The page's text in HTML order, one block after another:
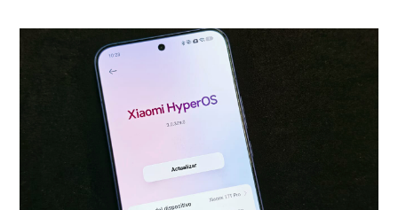
guerreros de su tribu, como
Astrid (Nico Parker)
despreciándolo aún más que por
ser flacucho y debilucho.
Mientras los demás se esfuerzan
por lograr un lugar en la tribu,